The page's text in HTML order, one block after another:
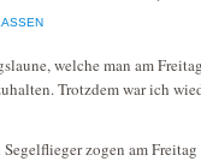
welche man am
Trotzdem war ich
zogen am